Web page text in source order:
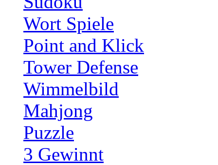
Wort Spiele
Point and Klick
Tower Defense
Wimmelbild
Mahjong
Puzzle
3 Gewinnt